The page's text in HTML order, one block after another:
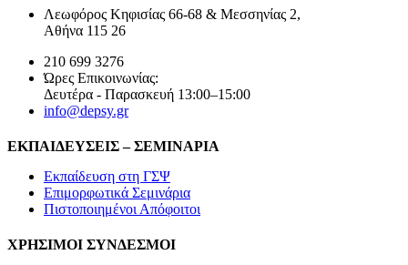
Λεωφόρος Κηφισίας 66-68 & Μεσσηνίας 2,
Αθήνα 115 26
210 699 3276
Ώρες Επικοινωνίας:
Δευτέρα - Παρασκευή 13:00–15:00
info@depsy.gr
ΕΚΠΑΙΔΕΥΣΕΙΣ – ΣΕΜΙΝΑΡΙΑ
Εκπαίδευση στη ΓΣΨ
Επιμορφωτικά Σεμινάρια
Πιστοποιημένοι Απόφοιτοι
ΧΡΗΣΙΜΟΙ ΣΥΝΔΕΣΜΟΙ